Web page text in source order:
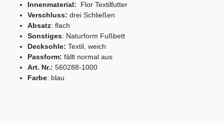
Innenmaterial: Flor Textilfutter
Verschluss: drei Schließen
Absatz: flach
Sonstiges: Naturform Fußbett
Decksohle: Textil, weich
Passform: fällt normal aus
Art. Nr.: 560288-1000
Farbe: blau